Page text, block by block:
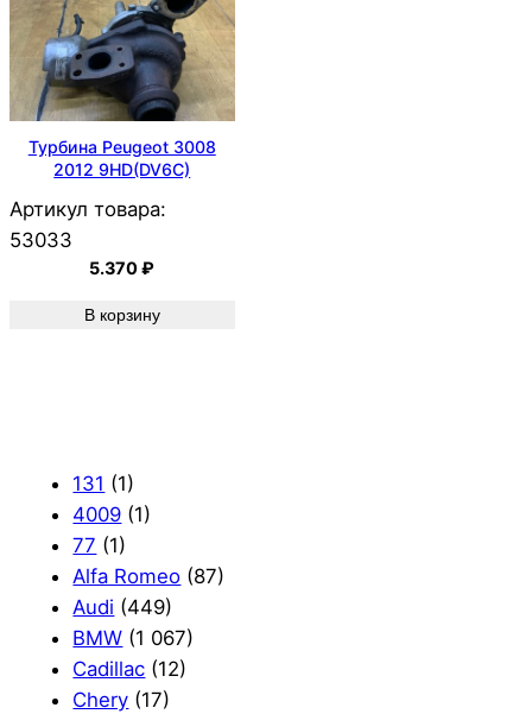
Турбина Peugeot 3008
2012 9HD(DV6C)
Артикул товара:
53033
5.370₽
В корзину
131 (1)
4009 (1)
77 (1)
Alfa Romeo (87)
Audi (449)
BMW (1 067)
Cadillac (12)
Chery (17)